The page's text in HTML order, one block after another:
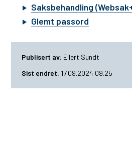
Saksbehandling
Glemt passord
Publisert av Eilert Sundt
Sist endret 17.09.2024 09.25